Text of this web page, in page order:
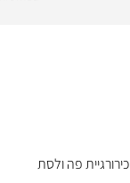
כירורגיית פה ולסת